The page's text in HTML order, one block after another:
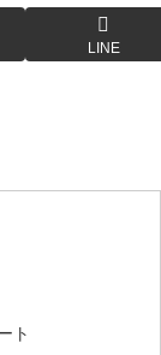
LINE
ト